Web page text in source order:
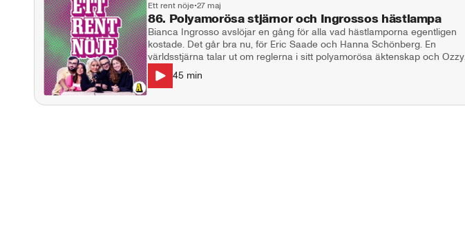
Ett rent nöje•27 maj
86. Polyamorösa stjärnor och Ingrossos hästlampa
Bianca Ingrosso avslöjar en gång för alla vad hästlamporna egentligen
kostade. Det går bra nu, för Eric Saade och Hanna Schönberg. En
världsstjärna talar ut om reglerna i sitt polyamorösa äktenskap och Ozzy
Osbourne ska återuppstå. I studion: Natalie Demirian Genna, Markus
Larsson, Stina Dahlgren. Producent: Maja Andersson Kontakt:
45 min